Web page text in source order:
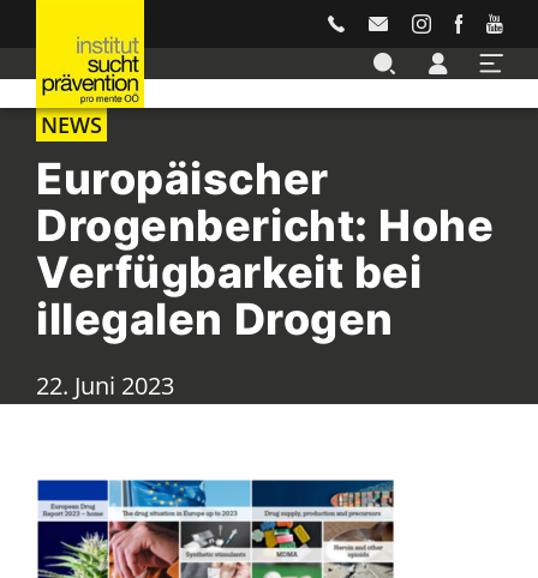
Zur Hauptnavigation
Zur Unternavigation
Zur SucheAccesskey
[3]
Zum Inhalt
Zur Footernavigation
NEWS
Europäischer
Drogenbericht: Hohe
Verfügbarkeit bei
illegalen Drogen
22. Juni 2023